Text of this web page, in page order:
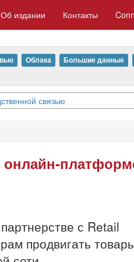
Об издании Контакты
Облака Большие данные
связью
онлайн-
с Retail
продвигать